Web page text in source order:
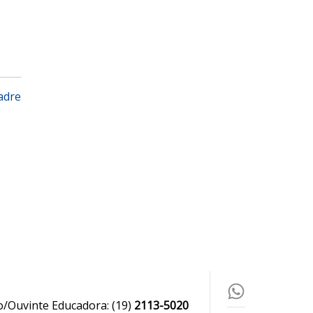
Ouvinte Educadora: (19) 2113-5020